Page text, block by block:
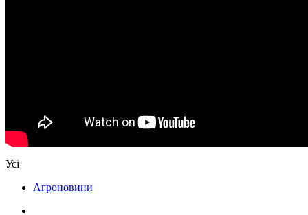
Усі
Агроновини